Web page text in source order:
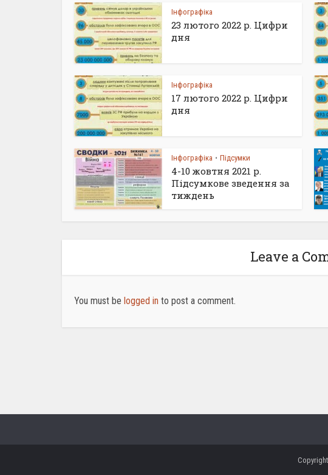
Інфографіка
23 лютого 2022 р. Цифри
дня
Інфографіка
17 лютого 2022 р. Цифри
дня
Інфографіка • Підсумки
4-10 жовтня 2021 р.
Підсумкове зведення за
тиждень
Leave a
You must be logged in to post a comment.